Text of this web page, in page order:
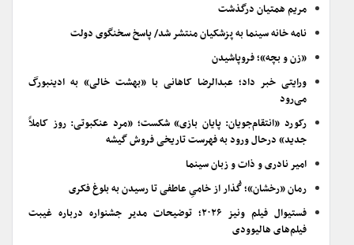
مریم همتیان درگذشت
نامه خانه سینما به پزشکیان منتشر شد/ پاسخ سخنگوی دولت
«زن و بچه»؛ فروپاشیدن
ورایتی خبر داد؛ عبدالرضا کاهانی با «بهشت خالی» به ادینبورگ
می‌رود
رکورد «انتقام‌جویان: پایان بازی» شکست؛ «مرد عنکبوتی: روز کاملاً
جدید» درحال ورود به فهرست تاریخی فروش گیشه
امیر نادری و ذات و زبان سینما
رمان «رخشان»؛ گُذار از خامیِ عاطفی تا رسیدن به بلوغ فکری
فستیوال فیلم ونیز ۲۰۲۶؛ توضیحات مدیر جشنواره درباره غیبت
فیلم‌های هالیوودی